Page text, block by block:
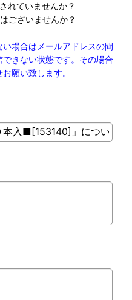
れていませんか？
ございませんか？
場合はメールアドレスの間
きない状態です。その場合
願い致します。